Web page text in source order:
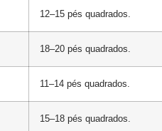
12–15 pés quadrados.
18–20 pés quadrados.
11–14 pés quadrados.
15–18 pés quadrados.